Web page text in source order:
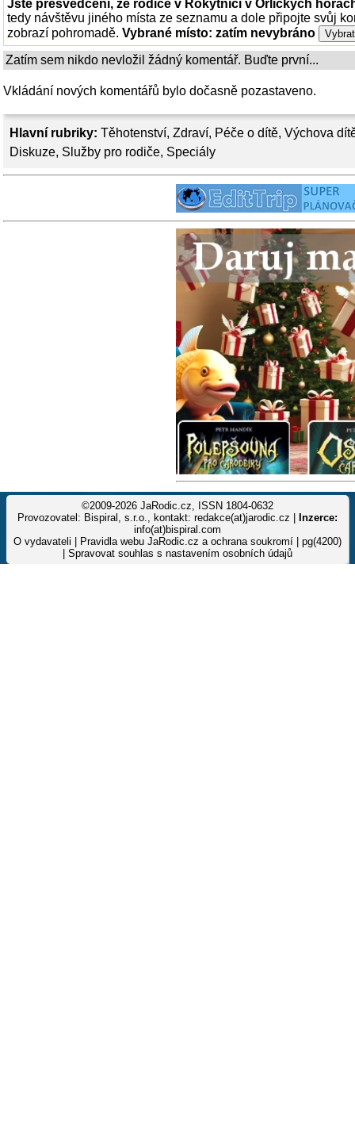
Hlavní rubriky: Těhotenství, Zdraví, Péče o dítě, Výchova
Diskuze, Služby pro rodiče, Speciály
Jste přesvědčeni, že rodiče v Rokytnici v Orlických
tedy návštěvu jiného místa ze seznamu a dole připojte svůj
zobrazí pohromadě. Vybrané místo: zatím nevybráno
Zatím sem nikdo nevložil žádný komentář. Buďte první...
Vkládání nových komentářů bylo dočasně pozastaveno.
©2009-2026 JaRodic.cz, ISSN 1804-0632
Provozovatel: Bispiral, s.r.o., kontakt: redakce(at)jarodic.cz |
Inzerce:
info(at)bispiral.com
O vydavateli
Pravidla webu JaRodic.cz a ochrana soukromí | pg(4200)
Spravovat souhlas s nastavením osobních údajů